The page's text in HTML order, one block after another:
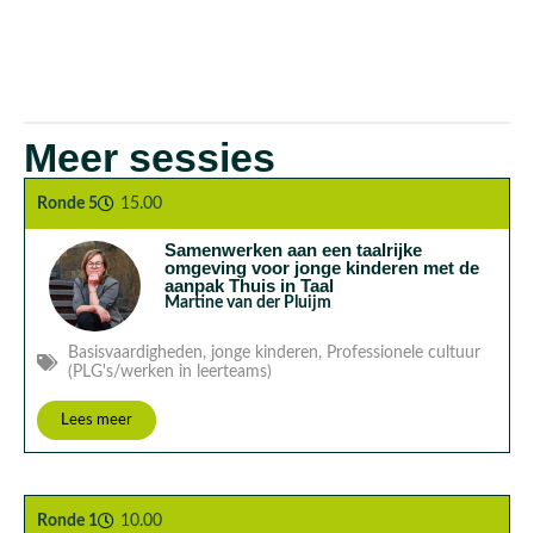
Meer sessies
Ronde 5 15.00
Samenwerken aan een taalrijke
omgeving voor jonge kinderen met de
aanpak Thuis in Taal
Martine van der Pluijm
Basisvaardigheden, jonge kinderen, Professionele cultuur
(PLG's/werken in leerteams)
Lees meer
Ronde 1 10.00